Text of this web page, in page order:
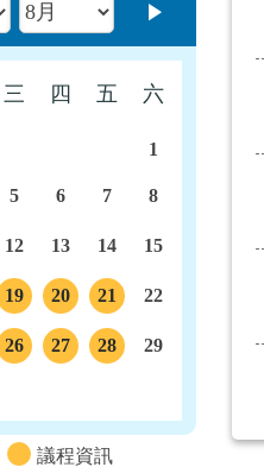
三 四 五 六
1
5 6 7 8
12 13 14 15
19
議程
20
議程
21
議程
22
26
27
28
29
議程資訊